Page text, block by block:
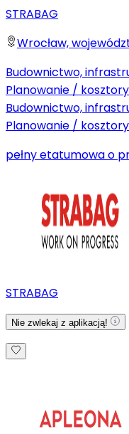
STRABAG
Wrocław,
Budownictwo,
Planowanie /
Budownictwo,
Planowanie /
pełny etatumowa o
STRABAG
Nie zwlekaj z aplikacją!